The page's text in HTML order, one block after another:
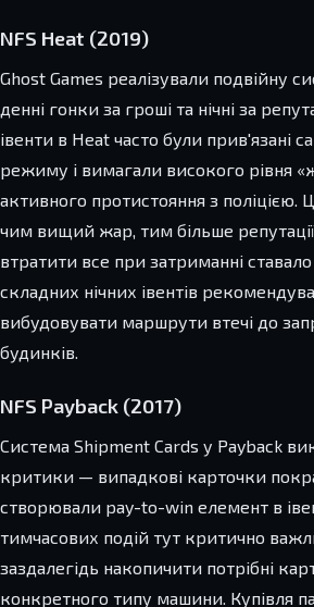
NFS Heat (2019)
Ghost Games реалізували подвійну
денні гонки за гроші та нічні за
івенти в Heat часто були прив'язані
режиму і вимагали високого рівня
активного протистояння з поліцією.
чим вищий жар, тим більше
втратити все при затриманні
складних нічних івентів
вибудовувати маршрути втечі до
будинків.
NFS Payback (2017)
Система Shipment Cards у Payback
критики — випадкові карточки
створювали pay-to-win елемент в
тимчасових подій тут критично
заздалегідь накопичити потрібні
конкретного типу машини. Купівля